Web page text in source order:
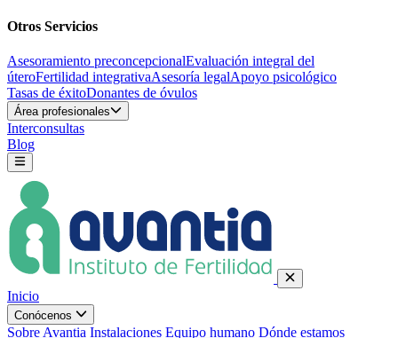
Otros Servicios
Asesoramiento preconcepcionalEvaluación integral del
úteroFertilidad integrativaAsesoría legalApoyo psicológico
Tasas de éxitoDonantes de óvulos
Área profesionales
Interconsultas
Blog
Inicio
Conócenos
Sobre Avantia Instalaciones Equipo humano Dónde estamos